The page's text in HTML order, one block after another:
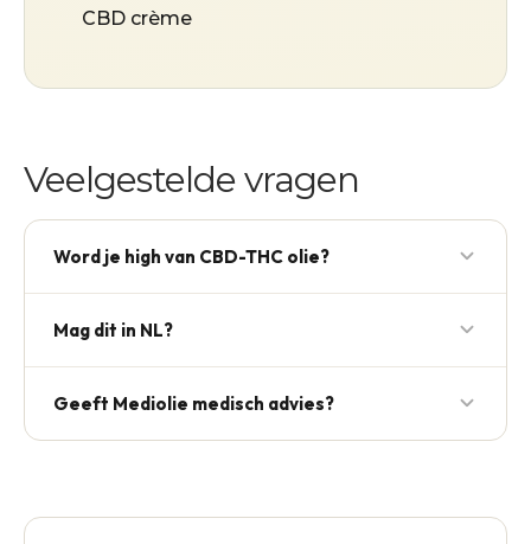
CBD crème
Veelgestelde vragen
Word je high van CBD-THC olie?
euforie. Bij hoge THC-dosering wel.
Mag dit in NL?
Geeft Mediolie medisch advies?